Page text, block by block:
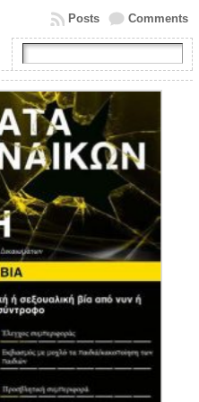
Comments
Posts
2026.
Κοινο_Τοπίας